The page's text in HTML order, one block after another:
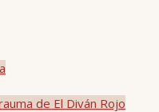
de El Diván Rojo